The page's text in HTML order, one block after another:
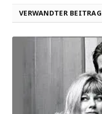
VERWANDTER BEITRAG